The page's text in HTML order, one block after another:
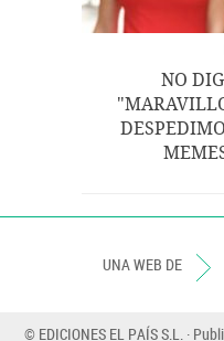
NO
UNA WEB DE
© EDICIONES EL PAÍS S.L.